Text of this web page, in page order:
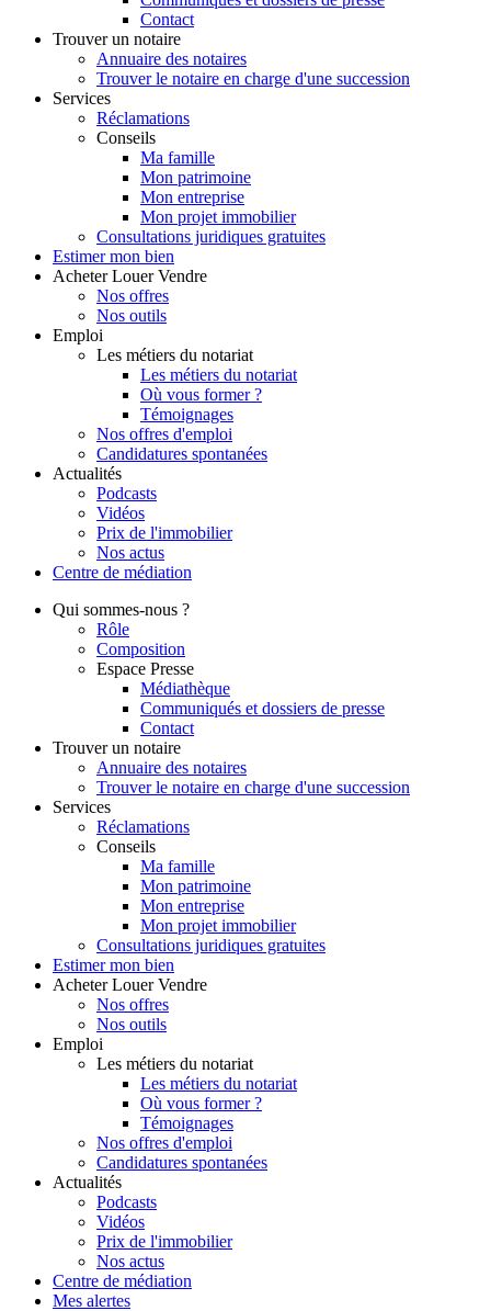
Contact
Trouver un notaire
Annuaire des notaires
Trouver le notaire en charge d'une succession
Services
Réclamations
Conseils
Ma famille
Mon patrimoine
Mon entreprise
Mon projet immobilier
Consultations juridiques gratuites
Estimer mon bien
Acheter Louer Vendre
Nos offres
Nos outils
Emploi
Les métiers du notariat
Les métiers du notariat
Où vous former ?
Témoignages
Nos offres d'emploi
Candidatures spontanées
Actualités
Podcasts
Vidéos
Prix de l'immobilier
Nos actus
Centre de médiation
Qui sommes-nous ?
Rôle
Composition
Espace Presse
Médiathèque
Communiqués et dossiers de presse
Contact
Trouver un notaire
Annuaire des notaires
Trouver le notaire en charge d'une succession
Services
Réclamations
Conseils
Ma famille
Mon patrimoine
Mon entreprise
Mon projet immobilier
Consultations juridiques gratuites
Estimer mon bien
Acheter Louer Vendre
Nos offres
Nos outils
Emploi
Les métiers du notariat
Les métiers du notariat
Où vous former ?
Témoignages
Nos offres d'emploi
Candidatures spontanées
Actualités
Podcasts
Vidéos
Prix de l'immobilier
Nos actus
Centre de médiation
Mes alertes